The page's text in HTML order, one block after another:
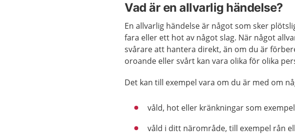
Vad är en allvarlig händelse?
En allvarlig händelse är något som sker
fara eller ett hot av något slag. När något
svårare att hantera direkt, än om du är
oroande eller svårt kan vara olika för olika
Det kan till exempel vara om du är med om
våld, hot eller kränkningar som
våld i ditt närområde, till exempel rån